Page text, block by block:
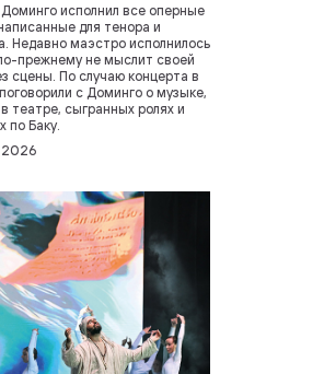
исполнил все оперные
для тенора и
Недавно маэстро исполнилось
прежнему не мыслит своей
сцены. По случаю концерта в
с Доминго о музыке,
театре, сыгранных ролях и
по Баку.
2026